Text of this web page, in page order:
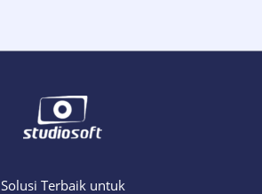
Solusi Terbaik untuk